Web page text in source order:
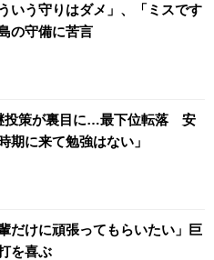
いう守りはダメ」、「ミスです
の守備に苦言
投策が裏目に…最下位転落 安
期に来て勉強はない」
だけに頑張ってもらいたい」巨
を喜ぶ